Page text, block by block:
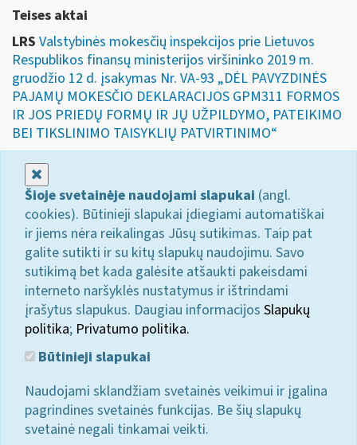
Teises aktai
LRS Valstybinės mokesčių inspekcijos prie Lietuvos
Respublikos finansų ministerijos viršininko 2019 m.
gruodžio 12 d. įsakymas Nr. VA-93 „DĖL PAVYZDINĖS
PAJAMŲ MOKESČIO DEKLARACIJOS GPM311 FORMOS
IR JOS PRIEDŲ FORMŲ IR JŲ UŽPILDYMO, PATEIKIMO
BEI TIKSLINIMO TAISYKLIŲ PATVIRTINIMO“
Šioje svetainėje naudojami slapukai (angl.
cookies). Būtinieji slapukai įdiegiami automatiškai
ir jiems nėra reikalingas Jūsų sutikimas. Taip pat
galite sutikti ir su kitų slapukų naudojimu. Savo
sutikimą bet kada galėsite atšaukti pakeisdami
interneto naršyklės nustatymus ir ištrindami
įrašytus slapukus. Daugiau informacijos Slapukų
politika; Privatumo politika.
Būtinieji slapukai
Naudojami sklandžiam svetainės veikimui ir įgalina
pagrindines svetainės funkcijas. Be šių slapukų
svetainė negali tinkamai veikti.